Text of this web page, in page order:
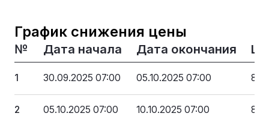
График снижения цены
№ Дата начала Дата окончания
1 30.09.2025 07:00 05.10.2025 07:00 85
2 05.10.2025 07:00 10.10.2025 07:00 80